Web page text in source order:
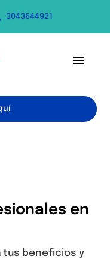
3043644921
Inicio
en
tus beneficios y